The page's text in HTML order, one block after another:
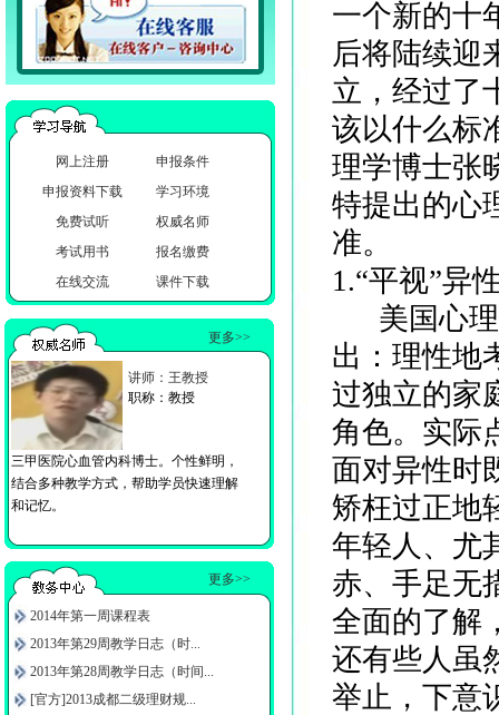
网上注册
申报条件
申报资料下载
学习环境
免费试听
权威名师
考试用书
报名缴费
在线交流
课件下载
更多>>
讲师：王教授
职称：教授
三甲医院心血管内科博士。个性鲜明，
结合多种教学方式，帮助学员快速理解
和记忆。
更多>>
2014年第一周课程表
2013年第29周教学日志（时...
2013年第28周教学日志（时间...
[官方]2013成都二级理财规...
一个新的
后将陆续迎
立，经过了
该以什么标
理学博士张
特提出的心
准。
1.“平视”异
美国心理
出：理性地
过独立的家
角色。实际
面对异性时
矫枉过正地
年轻人、尤
赤、手足无
全面的了解
还有些人虽
举止，下意